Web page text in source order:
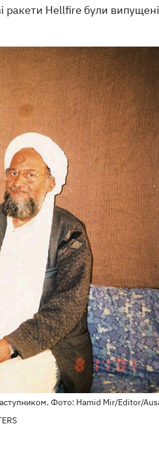
ракети Hellfire були
Фото: Hamid Mir/Editor/